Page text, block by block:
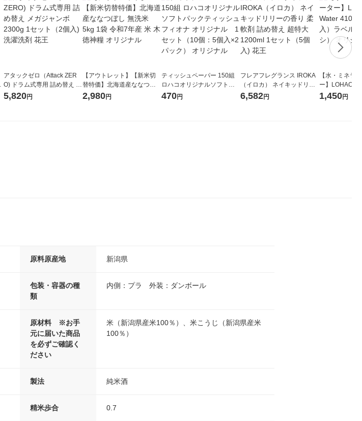
アタックゼロ（Attack ZER
O) ドラム式専用 詰め替え メ
ガジャンボ 2300g 1セット
5,820円
【アウトレット】【新米切
替特価】北海道産ななつぼ
し 無洗米 5kg 1袋 令和7年産
2,980円
ティッシュペーパー 150組
ロハコオリジナルソフトパ
ックティッシュ フィオナ オ
470円
フレアフレグランス IROKA
（イロカ） ネイキッドリリ
ーの香り 柔軟剤 詰め替え 超
6,582円
【水・ミネラ
ー】LOHACO
1箱（20本入
1,450円
原料原産地 新潟県
包装・容器の種
類
内側：プラ 外装：ダンボール
原材料 ※お手
元に届いた商品
を必ずご確認く
ださい
米（新潟県産米100％）、米こうじ（新潟県産米
100％）
製法 純米酒
精米歩合 0.7